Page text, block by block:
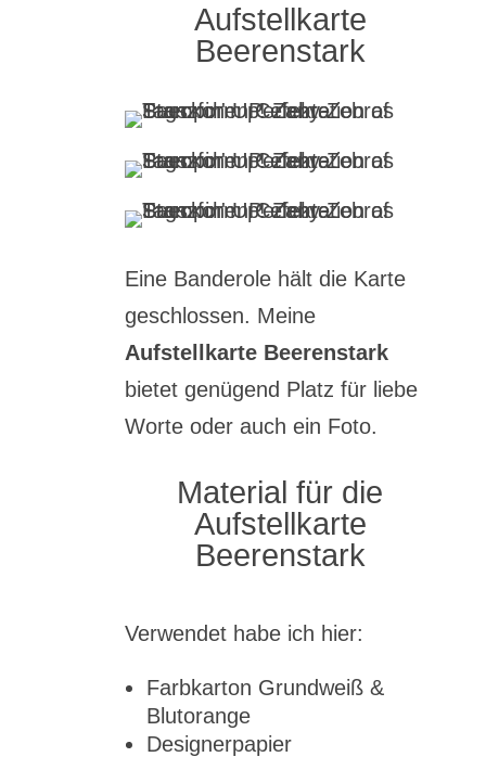
Aufstellkarte
Beerenstark
Eine Banderole hält die Karte
geschlossen. Meine
Aufstellkarte Beerenstark
bietet genügend Platz für liebe
Worte oder auch ein Foto.
Material für die
Aufstellkarte
Beerenstark
Verwendet habe ich hier:
Farbkarton Grundweiß &
Blutorange
Designerpapier